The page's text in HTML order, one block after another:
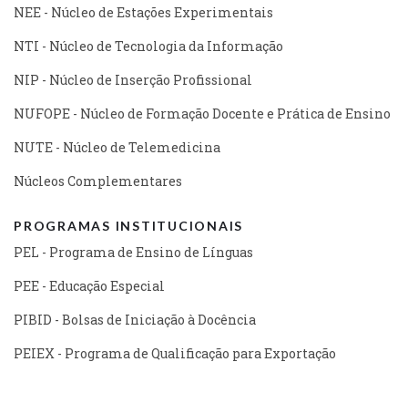
NEE - Núcleo de Estações Experimentais
NTI - Núcleo de Tecnologia da Informação
NIP - Núcleo de Inserção Profissional
NUFOPE - Núcleo de Formação Docente e Prática de Ensino
NUTE - Núcleo de Telemedicina
Núcleos Complementares
PROGRAMAS INSTITUCIONAIS
PEL - Programa de Ensino de Línguas
PEE - Educação Especial
PIBID - Bolsas de Iniciação à Docência
PEIEX - Programa de Qualificação para Exportação